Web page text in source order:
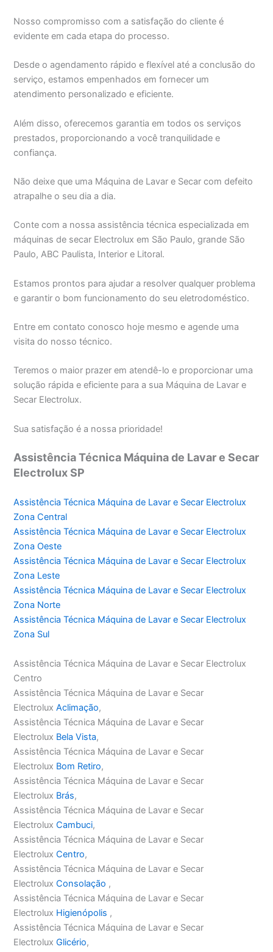
Nosso compromisso com a satisfação do cliente é
evidente em cada etapa do processo.
Desde o agendamento rápido e flexível até a conclusão do
serviço, estamos empenhados em fornecer um
atendimento personalizado e eficiente.
Além disso, oferecemos garantia em todos os serviços
prestados, proporcionando a você tranquilidade e
confiança.
Não deixe que uma Máquina de Lavar e Secar com defeito
atrapalhe o seu dia a dia.
Conte com a nossa assistência técnica especializada em
máquinas de secar Electrolux em São Paulo, grande São
Paulo, ABC Paulista, Interior e Litoral.
Estamos prontos para ajudar a resolver qualquer problema
e garantir o bom funcionamento do seu eletrodoméstico.
Entre em contato conosco hoje mesmo e agende uma
visita do nosso técnico.
Teremos o maior prazer em atendê-lo e proporcionar uma
solução rápida e eficiente para a sua Máquina de Lavar e
Secar Electrolux.
Sua satisfação é a nossa prioridade!
Assistência Técnica Máquina de Lavar e Secar
Electrolux SP
Assistência Técnica Máquina de Lavar e Secar Electrolux
Zona Central
Assistência Técnica Máquina de Lavar e Secar Electrolux
Zona Oeste
Assistência Técnica Máquina de Lavar e Secar Electrolux
Zona Leste
Assistência Técnica Máquina de Lavar e Secar Electrolux
Zona Norte
Assistência Técnica Máquina de Lavar e Secar Electrolux
Zona Sul
Assistência Técnica Máquina de Lavar e Secar Electrolux
Centro
Assistência Técnica Máquina de Lavar e Secar
ElectroluxAclimação,
Assistência Técnica Máquina de Lavar e Secar
Electrolux Bela Vista,
Assistência Técnica Máquina de Lavar e Secar
Electrolux Bom Retiro,
Assistência Técnica Máquina de Lavar e Secar
Electrolux Brás,
Assistência Técnica Máquina de Lavar e Secar
ElectroluxCambuci,
Assistência Técnica Máquina de Lavar e Secar
ElectroluxCentro,
Assistência Técnica Máquina de Lavar e Secar
ElectroluxConsolação ,
Assistência Técnica Máquina de Lavar e Secar
Electrolux Higienópolis ,
Assistência Técnica Máquina de Lavar e Secar
ElectroluxGlicério,